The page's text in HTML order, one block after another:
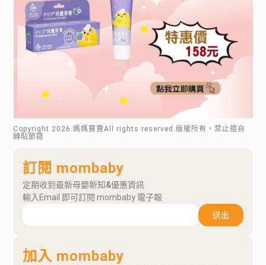
Copyright 2026 .媽媽寶寶All rights reserved.版權所有，禁止擅自
轉貼節錄
訂閱 mombaby
定期收到最新母嬰新知&優惠資訊
輸入Email 即可訂閱 mombaby 電子報
送出
加入 mombaby